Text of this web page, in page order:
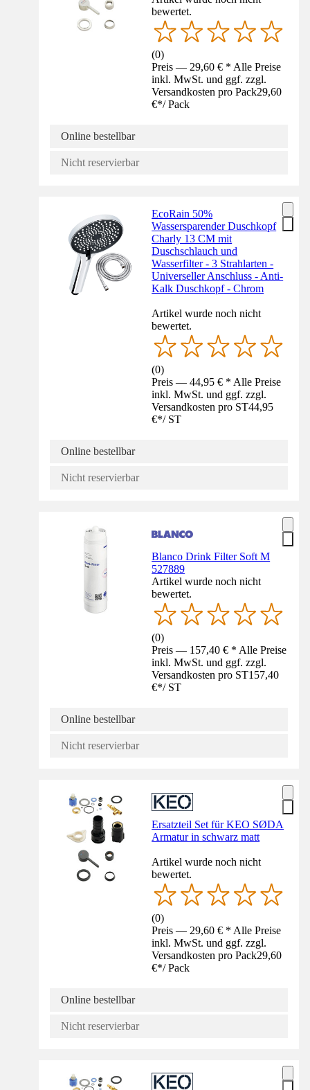
bewertet.
(0)
Preis — 29,60 € * Alle Preise
inkl. MwSt. und ggf. zzgl.
Versandkosten pro Pack29,60
€*/ Pack
Online bestellbar
Nicht reservierbar
EcoRain 50%
Wassersparender Duschkopf
Charly 13 CM mit
Duschschlauch und
Wasserfilter - 3 Strahlarten -
Universeller Anschluss - Anti-
Kalk Duschkopf - Chrom
Artikel wurde noch nicht
bewertet.
(0)
Preis — 44,95 € * Alle Preise
inkl. MwSt. und ggf. zzgl.
Versandkosten pro ST44,95
€*/ ST
Online bestellbar
Nicht reservierbar
Blanco Drink Filter Soft M
527889
Artikel wurde noch nicht
bewertet.
(0)
Preis — 157,40 € * Alle Preise
inkl. MwSt. und ggf. zzgl.
Versandkosten pro ST157,40
€*/ ST
Online bestellbar
Nicht reservierbar
Ersatzteil Set für KEO SØDA
Armatur in schwarz matt
Artikel wurde noch nicht
bewertet.
(0)
Preis — 29,60 € * Alle Preise
inkl. MwSt. und ggf. zzgl.
Versandkosten pro Pack29,60
€*/ Pack
Online bestellbar
Nicht reservierbar